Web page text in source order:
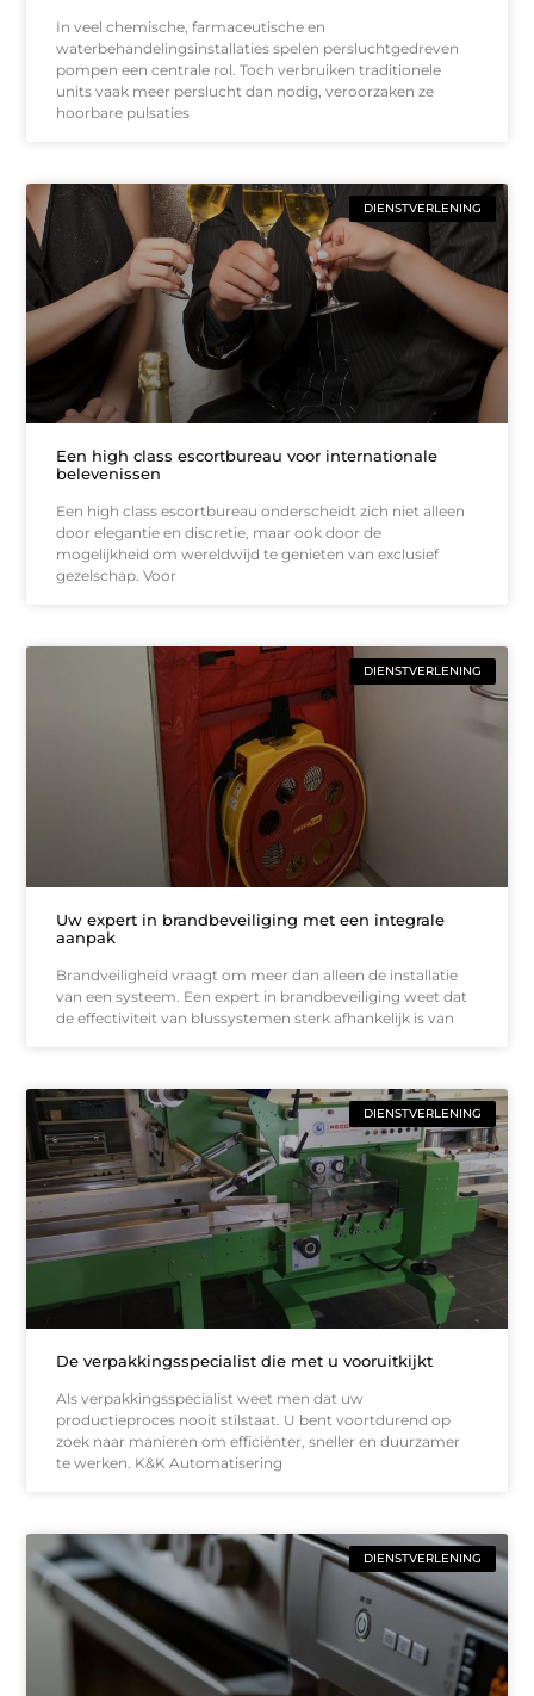
In veel chemische, farmaceutische en
waterbehandelingsinstallaties spelen persluchtgedreven
pompen een centrale rol. Toch verbruiken traditionele
units vaak meer perslucht dan nodig, veroorzaken ze
hoorbare pulsaties
DIENSTVERLENING
Een high class escortbureau voor internationale
belevenissen
Een high class escortbureau onderscheidt zich niet alleen
door elegantie en discretie, maar ook door de
mogelijkheid om wereldwijd te genieten van exclusief
gezelschap. Voor
DIENSTVERLENING
Uw expert in brandbeveiliging met een integrale
aanpak
Brandveiligheid vraagt om meer dan alleen de installatie
van een systeem. Een expert in brandbeveiliging weet dat
de effectiviteit van blussystemen sterk afhankelijk is van
DIENSTVERLENING
De verpakkingsspecialist die met u vooruitkijkt
Als verpakkingsspecialist weet men dat uw
productieproces nooit stilstaat. U bent voortdurend op
zoek naar manieren om efficiënter, sneller en duurzamer
te werken. K&K Automatisering
DIENSTVERLENING